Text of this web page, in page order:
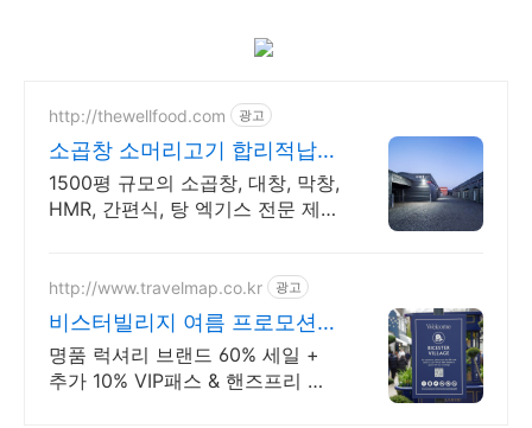
http://thewellfood.com 광고
소곱창 소머리고기 합리적납품
국내 최대규모 육가공전문기업
1500평 규모의 소곱창, 대창, 막창,
HMR, 간편식, 탕 엑기스 전문 제조
http://www.travelmap.co.kr 광고
비스터빌리지 여름 프로모션
VIP 패스 10% 할인쿠폰
명품 럭셔리 브랜드 60% 세일 +
추가 10% VIP패스 & 핸즈프리 쇼